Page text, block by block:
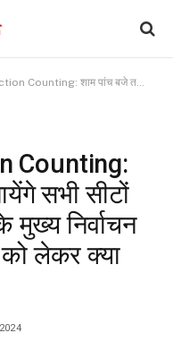
सभी सीटों के परिणाम, जानें राज्य के मुख्य निर्वाचन पदाधिकारी ने मतगणना को लेकर क्या दिये निर्देश
Counting:
सभी सीटों
मुख्य निर्वाचन
को लेकर क्या